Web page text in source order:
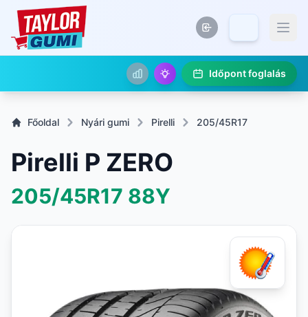
Időpont foglalás
Főoldal Nyári gumi Pirelli 205/45R17
Pirelli P ZERO
205/45R17 88Y